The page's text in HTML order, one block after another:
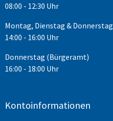
08:00 - 12:30 Uhr
Montag, Dienstag & Donnerstag
14:00 - 16:00 Uhr
Donnerstag (Bürgeramt)
16:00 - 18:00 Uhr
Kontoinformationen